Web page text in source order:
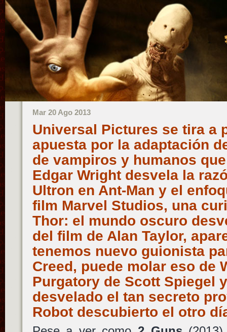
Mar 20 Ago 2013
Universal Pictures se tira a
apuesta por la adaptación
de vampiros y humanos
Edgar Wright desvela la
Ultron en Ant-Man y el
film Marvel Studios, una
Thor: el mundo oscuro
del film de Alan Taylor,
tenemos nuevo guionista
Creed, puede molar eso de
Purgatory de Scott Spiegel
desvelado el tan secreto
Robot descubierto el otro